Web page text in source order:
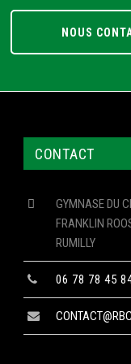
NOUS
CONTACT
GYMNASE DU
FRANKLIN
RUMILLY
06 78 78 45